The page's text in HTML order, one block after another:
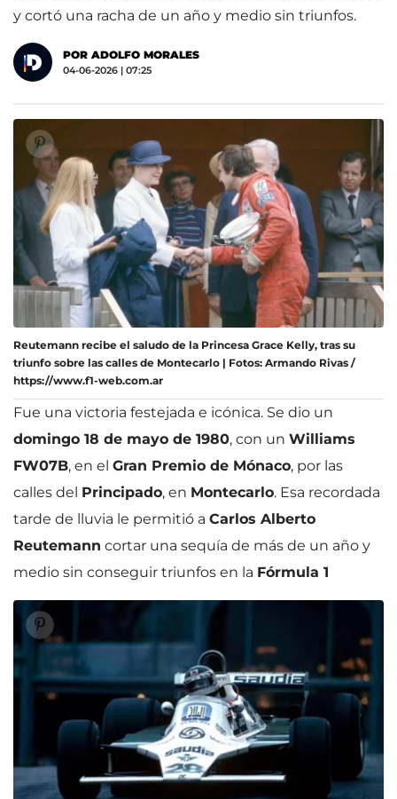
y cortó una racha de un año y medio sin triunfos.
POR ADOLFO MORALES
04-06-2026 | 07:25
Reutemann recibe el saludo de la Princesa Grace Kelly, tras su
triunfo sobre las calles de Montecarlo | Fotos: Armando Rivas /
https://www.f1-web.com.ar
Fue una victoria festejada e icónica. Se dio un
domingo 18 de mayo de 1980, con un Williams
FW07B, en el Gran Premio de Mónaco, por las
calles del Principado, en Montecarlo. Esa recordada
tarde de lluvia le permitió a Carlos Alberto
Reutemann cortar una sequía de más de un año y
medio sin conseguir triunfos en la Fórmula 1